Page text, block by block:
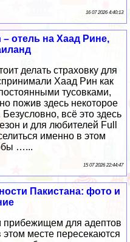
16 07 2026 4:40:13
отель на Хаад Рине,
делать страховку для
Хаад Рин как
тусовками,
пожив здесь некоторое
всё это здесь
и для любителей Full
именно в этом
…...
15 07 2026 22:44:47
Пакистана: фото и
прибежищем для адептов
месте пересекаются